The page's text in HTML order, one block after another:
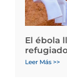
El ébola
Leer Más >>